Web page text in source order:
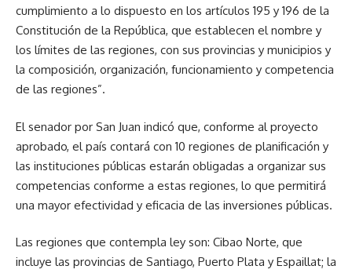
cumplimiento a lo dispuesto en los artículos 195 y 196 de la
Constitución de la República, que establecen el nombre y
los límites de las regiones, con sus provincias y municipios y
la composición, organización, funcionamiento y competencia
de las regiones”.
El senador por San Juan indicó que, conforme al proyecto
aprobado, el país contará con 10 regiones de planificación y
las instituciones públicas estarán obligadas a organizar sus
competencias conforme a estas regiones, lo que permitirá
una mayor efectividad y eficacia de las inversiones públicas.
Las regiones que contempla ley son: Cibao Norte, que
incluye las provincias de Santiago, Puerto Plata y Espaillat; la